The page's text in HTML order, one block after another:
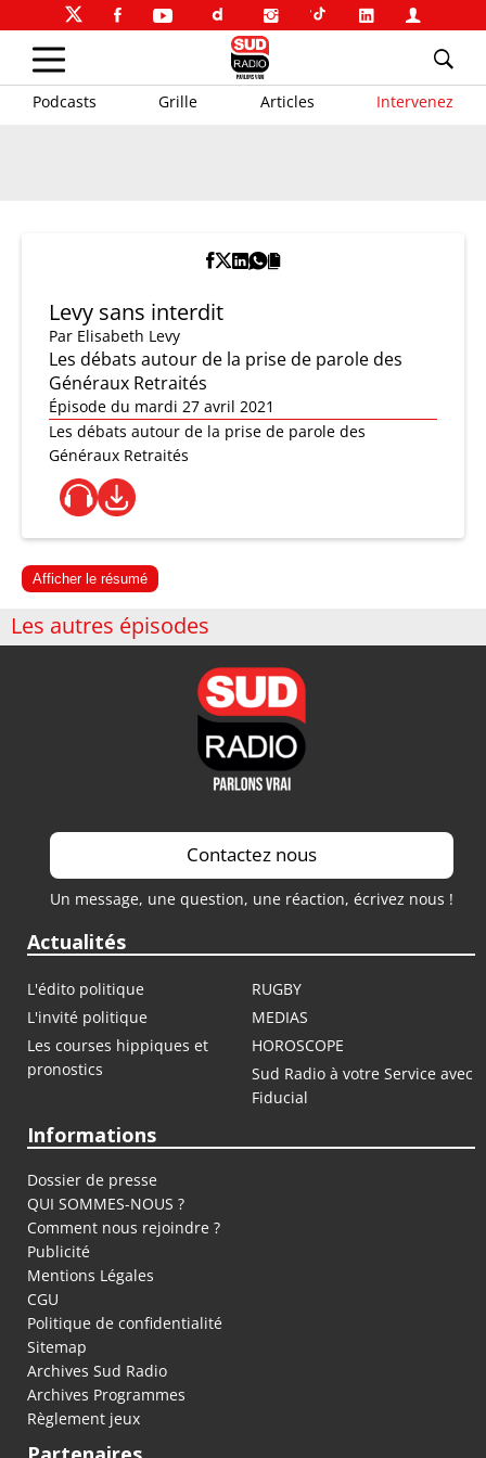
Podcasts Grille Articles Intervenez
Levy sans interdit
Par Elisabeth Levy
Les débats autour de la prise de parole des
Généraux Retraités
Épisode du mardi 27 avril 2021
Les débats autour de la prise de parole des
Généraux Retraités
Afficher le résumé
Les autres épisodes
Contactez nous
Un message, une question, une réaction, écrivez nous !
Actualités
L'édito politique
RUGBY
L'invité politique
MEDIAS
Les courses hippiques et
pronostics
HOROSCOPE
Sud Radio à votre Service avec
Fiducial
Informations
Dossier de presse
QUI SOMMES-NOUS ?
Comment nous rejoindre ?
Publicité
Mentions Légales
CGU
Politique de confidentialité
Sitemap
Archives Sud Radio
Archives Programmes
Règlement jeux